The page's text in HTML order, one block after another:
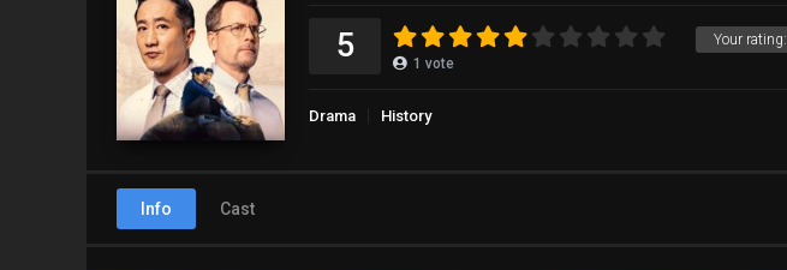
Your rating:
5 1 vote
Drama History
Info Cast